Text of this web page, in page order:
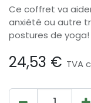
Ce coffret va
anxiété ou autre
postures de yoga!
24,53 € TVA